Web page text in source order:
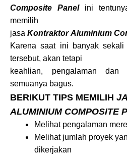
Composite Panelini
memilih
jasa Kontraktor Aluminium
Karena saat ini banyak
tersebut, akan tetapi
keahlian, pengalaman
semuanya bagus.
BERIKUT TIPS MEMILIH
ALUMINIUM COMPOSITE
Melihat pengalaman
Melihat jumlah proyek
dikerjakan